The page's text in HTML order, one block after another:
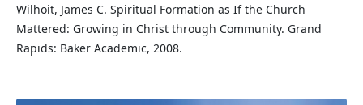
Wilhoit, James C. Spiritual Formation as If the Church
Mattered: Growing in Christ through Community. Grand
Rapids: Baker Academic, 2008.